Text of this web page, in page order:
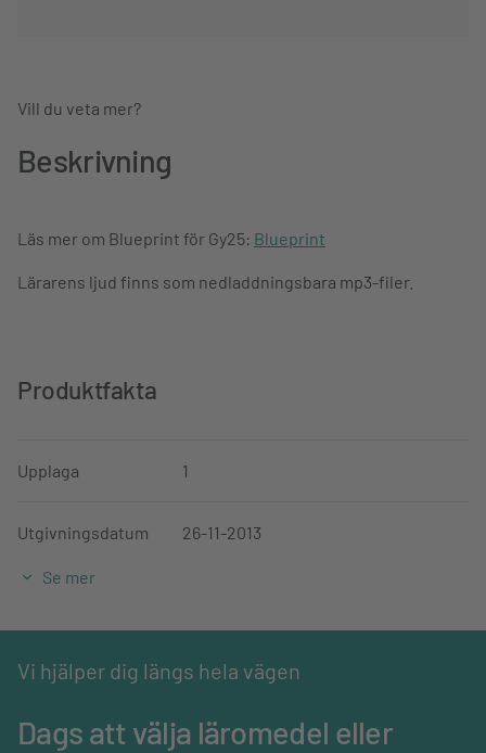
Vill du veta mer?
Beskrivning
Läs mer om Blueprint för Gy25: Blueprint
Lärarens ljud finns som nedladdningsbara mp3-filer.
Produktfakta
Upplaga 1
Utgivningsdatum 26-11-2013
Mediatyp Digitalt
Se mer
Vi hjälper dig längs hela vägen
Dags att välja läromedel eller